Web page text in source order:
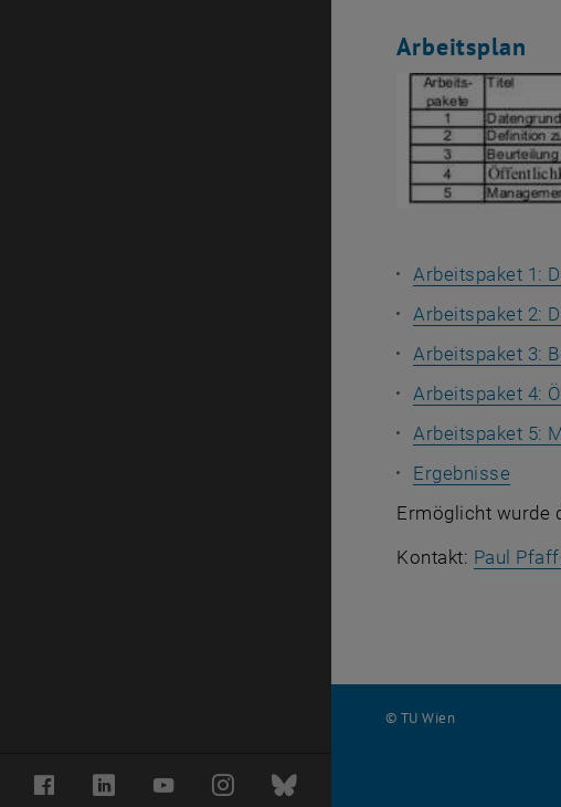
FacebookLinkedInYouTubeInstagramBluesky
Arbeitsplan
Arbeitspaket 1:
Arbeitspaket 2:
Arbeitspaket 3:
Arbeitspaket 4:
Arbeitspaket 5:
Ergebnisse
Ermöglicht wurde
Kontakt: Paul
© TU Wien